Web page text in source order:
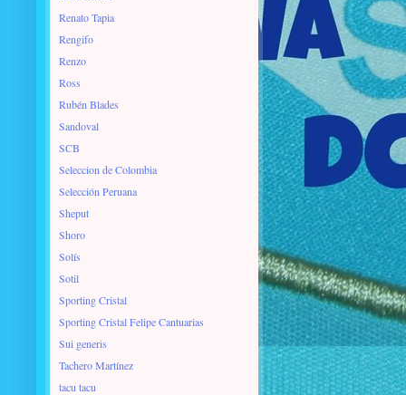
Renato Tapia
Rengifo
Renzo
Ross
Rubén Blades
Sandoval
SCB
Seleccion de Colombia
Selección Peruana
Sheput
Shoro
Solís
Sotil
Sporting Cristal
Sporting Cristal Felipe Cantuarias
Sui generis
Tachero Martínez
tacu tacu